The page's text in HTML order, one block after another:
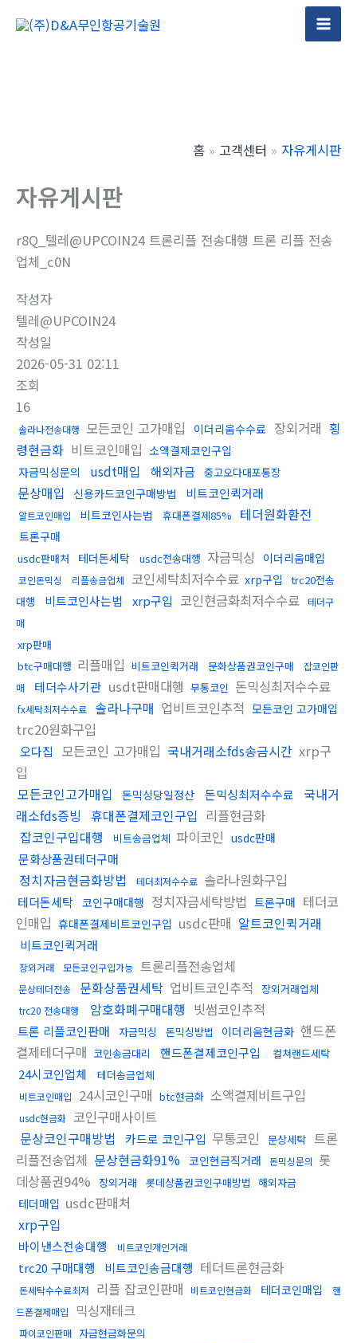
Main
홈 고객센터 자유게시판
자유게시판
r8Q_텔레@UPCOIN24 트론리플 전송대행 트론 리플 전송
업체_c0N
작성자
텔레@UPCOIN24
작성일
2026-05-31 02:11
조회
16
솔라나전송대행 모든코인 고가매입 이더리움수수료 장외거래 횡
령현금화 비트코인매입 소액결제코인구입
자금믹싱문의
usdt매입 해외자금 중고오다대포통장
문상매입 신용카드코인구매방법 비트코인퀵거래
알트코인매입 비트코인사는법 휴대폰결제85% 테더원화환전
트론구매
usdc판매처 테더돈세탁 usdc전송대행 자금믹싱 이더리움매입
코인돈믹싱 리플송금업체 코인세탁최저수수료 xrp구입
trc20전송
대행
비트코인사는법 xrp구입 코인현금화최저수수료 테더구
매
xrp판매
btc구매대행 리플매입 비트코인퀵거래 문화상품권코인구매
잡코인판
매
테더수사기관 usdt판매대행 무통코인 돈믹싱최저수수료
fx세탁최저수수료 솔라나구매 업비트코인추적 모든코인 고가매입
trc20원화구입
오다집 모든코인 고가매입 국내거래소fds송금시간 xrp구
입
모든코인고가매입
돈믹싱당일정산 돈믹싱최저수수료
국내거
래소fds증빙 휴대폰결제코인구입 리플현금화
잡코인구입대행
비트송금업체 파이코인 usdc판매
문화상품권테더구매
정치자금현금화방법 테더최저수수료 솔라나원화구입
테더돈세탁 코인구매대행 정치자금세탁방법 트론구매 테더코
인매입 휴대폰결제비트코인구입 usdc판매 알트코인퀵거래
비트코인퀵거래
장외거래 모든코인구입가능 트론리플전송업체
문상테더전송 문화상품권세탁 업비트코인추적 장외거래업체
trc20 전송대행 암호화폐구매대행 빗썸코인추적
트론 리플코인판매 자금믹싱 돈믹싱방법 이더리움현금화 핸드폰
결제테더구매 코인송금대리 핸드폰결제코인구입 컬쳐랜드세탁
24시코인업체 테더송금업체
비트코인매입 24시코인구매 btc현금화 소액결제비트구입
usdc현금화 코인구매사이트
문상코인구매방법
카드로 코인구입 무통코인 문상세탁 트론
리플전송업체 문상현금화91% 코인현금직거래 돈믹싱문의 롯
데상품권94% 장외거래 롯데상품권코인구매방법 해외자금
테더매입 usdc판매처
xrp구입
바이낸스전송대행 비트코인개인거래
trc20 구매대행 비트코인송금대행 테더트론현금화
돈세탁수수료최저 리플 잡코인판매 비트코인현금화 테더코인매입
핸
드폰결제매입
믹싱재테크
파이코인판매 자금현금화문의